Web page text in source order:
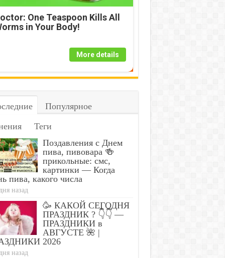
Trick Removes All
One Teaspoon Kills All
in Your Body!
More details
Популярное
Теги
Поздавления с Днем
пива, пивовара 🍻
прикольные: смс,
картинки — Когда
пива, какого числа
назад
🥳 КАКОЙ СЕГОДНЯ
ПРАЗДНИК ? 👇👇 —
ПРАЗДНИКИ в
АВГУСТЕ 🌺 |
2026
назад